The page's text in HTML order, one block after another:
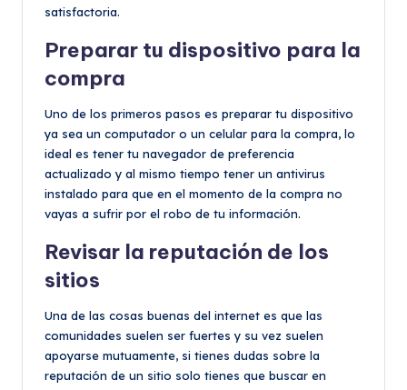
satisfactoria.
Preparar tu dispositivo para la
compra
Uno de los primeros pasos es preparar tu dispositivo
ya sea un computador o un celular para la compra, lo
ideal es tener tu navegador de preferencia
actualizado y al mismo tiempo tener un antivirus
instalado para que en el momento de la compra no
vayas a sufrir por el robo de tu información.
Revisar la reputación de los
sitios
Una de las cosas buenas del internet es que las
comunidades suelen ser fuertes y su vez suelen
apoyarse mutuamente, si tienes dudas sobre la
reputación de un sitio solo tienes que buscar en